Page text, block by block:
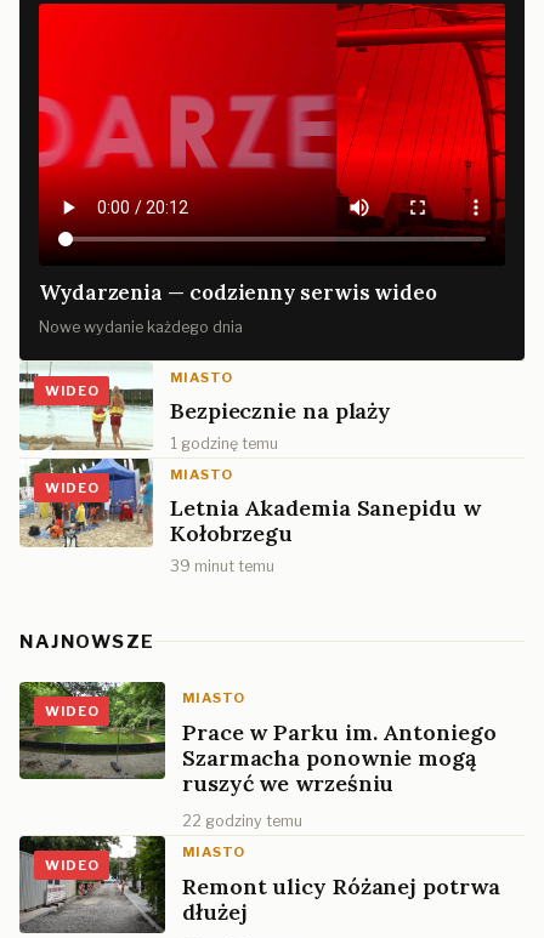
Wydarzenia — codzienny serwis wideo
Nowe wydanie każdego dnia
WIDEO
MIASTO
Bezpiecznie na plaży
1 godzinę temu
WIDEO
MIASTO
Letnia Akademia Sanepidu w
Kołobrzegu
39 minut temu
NAJNOWSZE
WIDEO
MIASTO
Prace w Parku im. Antoniego
Szarmacha ponownie mogą
ruszyć we wrześniu
22 godziny temu
WIDEO
MIASTO
Remont ulicy Różanej potrwa
dłużej